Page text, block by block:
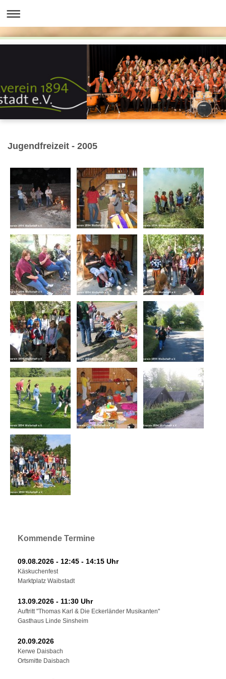
Jugendfreizeit - 2005
Kommende Termine
09.08.2026 - 12:45 - 14:15 Uhr
Käskuchenfest
Marktplatz Waibstadt
13.09.2026 - 11:30 Uhr
Auftritt "Thomas Karl & Die Eckerländer Musikanten"
Gasthaus Linde Sinsheim
20.09.2026
Kerwe Daisbach
Ortsmitte Daisbach